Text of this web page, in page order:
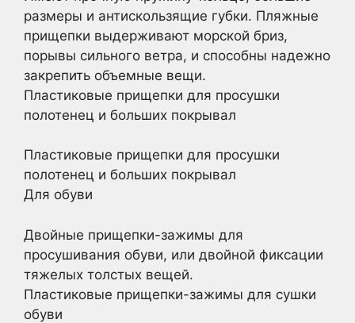
размеры и антискользящие губки. Пляжные
прищепки выдерживают морской бриз,
порывы сильного ветра, и способны надежно
закрепить объемные вещи.
Пластиковые прищепки для просушки
полотенец и больших покрывал
Пластиковые прищепки для просушки
полотенец и больших покрывал
Для обуви
Двойные прищепки-зажимы для
просушивания обуви, или двойной фиксации
тяжелых толстых вещей.
Пластиковые прищепки-зажимы для сушки
обуви